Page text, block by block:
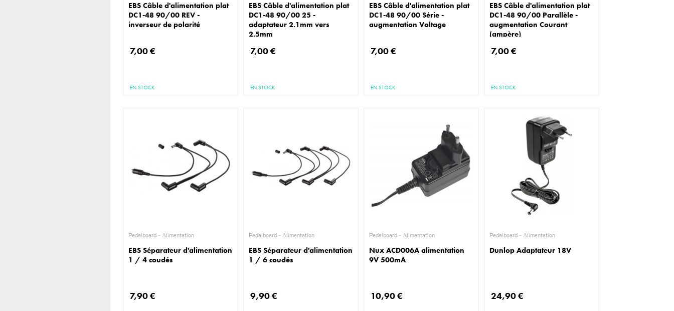
EBS Câble d'alimentation plat
DC1-48 90/00 REV -
inverseur de polarité
7,00 €
EN STOCK
EBS Câble d'alimentation plat
DC1-48 90/00 25 -
adaptateur 2.1mm vers
2.5mm
7,00 €
EN STOCK
EBS Câble d'alimentation plat
DC1-48 90/00 Série -
augmentation Voltage
7,00 €
EN STOCK
EBS Câble d'alimentation plat
DC1-48 90/00 Parallèle -
augmentation Courant
(ampère)
7,00 €
EN STOCK
Pedalboard - Alimentation
EBS Séparateur d'alimentation
1 / 4 coudés
7,90 €
Pedalboard - Alimentation
EBS Séparateur d'alimentation
1 / 6 coudés
9,90 €
Pedalboard - Alimentation
Nux ACD006A alimentation
9V 500mA
10,90 €
Pedalboard - Alimentation
Dunlop Adaptateur 18V
24,90 €